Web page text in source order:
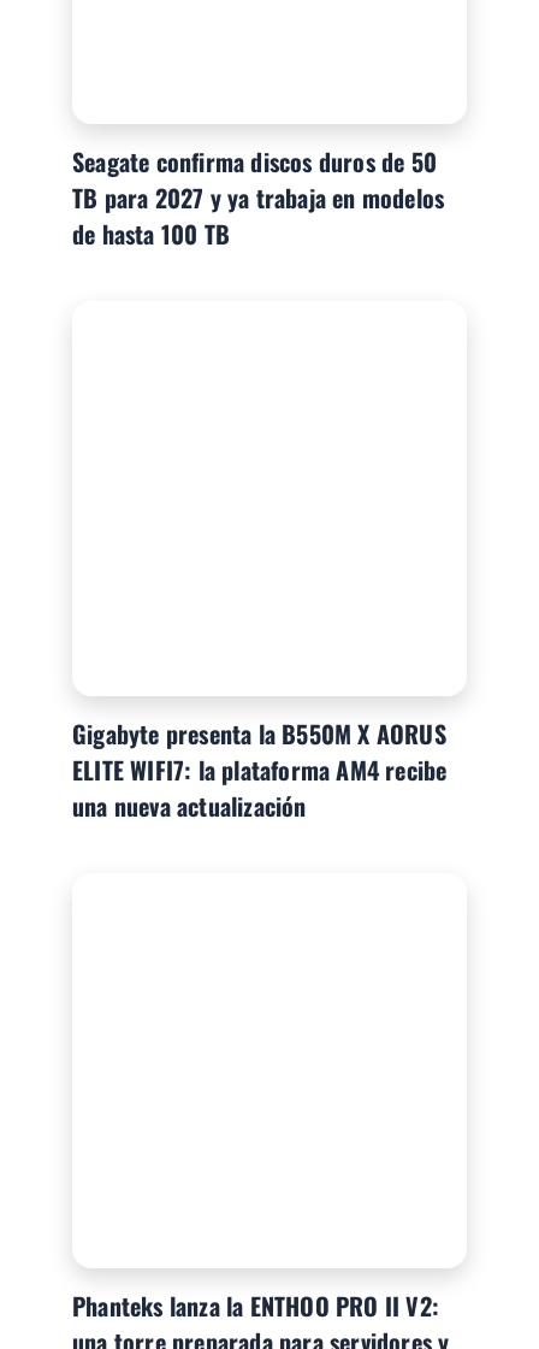
Seagate confirma discos duros de 50
TB para 2027 y ya trabaja en modelos
de hasta 100 TB
Gigabyte presenta la B550M X AORUS
ELITE WIFI7: la plataforma AM4 recibe
una nueva actualización
Phanteks lanza la ENTHOO PRO II V2: